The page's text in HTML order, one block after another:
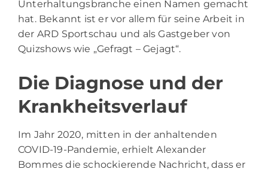
Unterhaltungsbranche einen Namen gemacht
hat. Bekannt ist er vor allem für seine Arbeit in
der ARD Sportschau und als Gastgeber von
Quizshows wie „Gefragt – Gejagt“.
Die Diagnose und der
Krankheitsverlauf
Im Jahr 2020, mitten in der anhaltenden
COVID-19-Pandemie, erhieltAlexander
Bommes die schockierende Nachricht, dass er